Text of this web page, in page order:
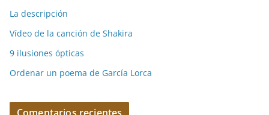
La descripción
Vídeo de la canción de Shakira
9 ilusiones ópticas
Ordenar un poema de García Lorca